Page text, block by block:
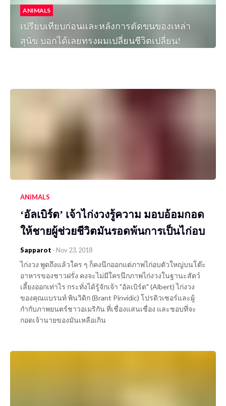
ANIMALS
เปรียบเทียบก่อนและหลังการตัดขนของเหล่า
สุนัข บอกได้เลยทรงผมเปลี่ยนชีวิตเปลี่ยน!
ANIMALS
‘อัลเบิร์ต’ เจ้าไก่งวงรู้ความ มอบอ้อมกอด
ให้ชายผู้ช่วยชีวิตมันรอดพ้นการเป็นไก่อบ
Sapparot - Nov 23, 2018
ไก่งวง พูดถึงแล้วใคร ๆ ก็คงนึกออกแต่ภาพไก่อบตัวใหญ่บนโต๊ะ
อาหารของชาวฝรั่ง คงจะไม่มีใครนึกภาพไก่งวงในฐานะสัตว์
เลี้ยงออกเท่าไร กระทั่งได้รู้จักเจ้า "อัลเบิร์ต" (Albert) ไก่งวง
ของคุณแบรนท์ พินวิดิก (Brant Pinvidic) โปรดิวเซอร์และผู้
กำกับภาพยนตร์ชาวอเมริกัน ที่เชื่องแสนเชื่อง และชอบที่จะ
กอดเจ้านายของมันเหลือเกิน